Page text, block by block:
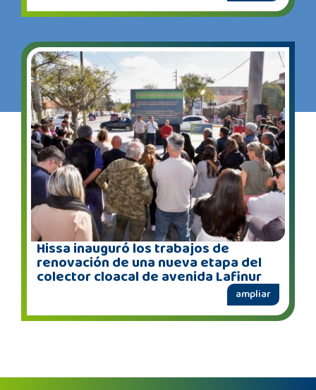
Hissa inauguró los trabajos de
renovación de una nueva etapa del
colector cloacal de avenida Lafinur
ampliar